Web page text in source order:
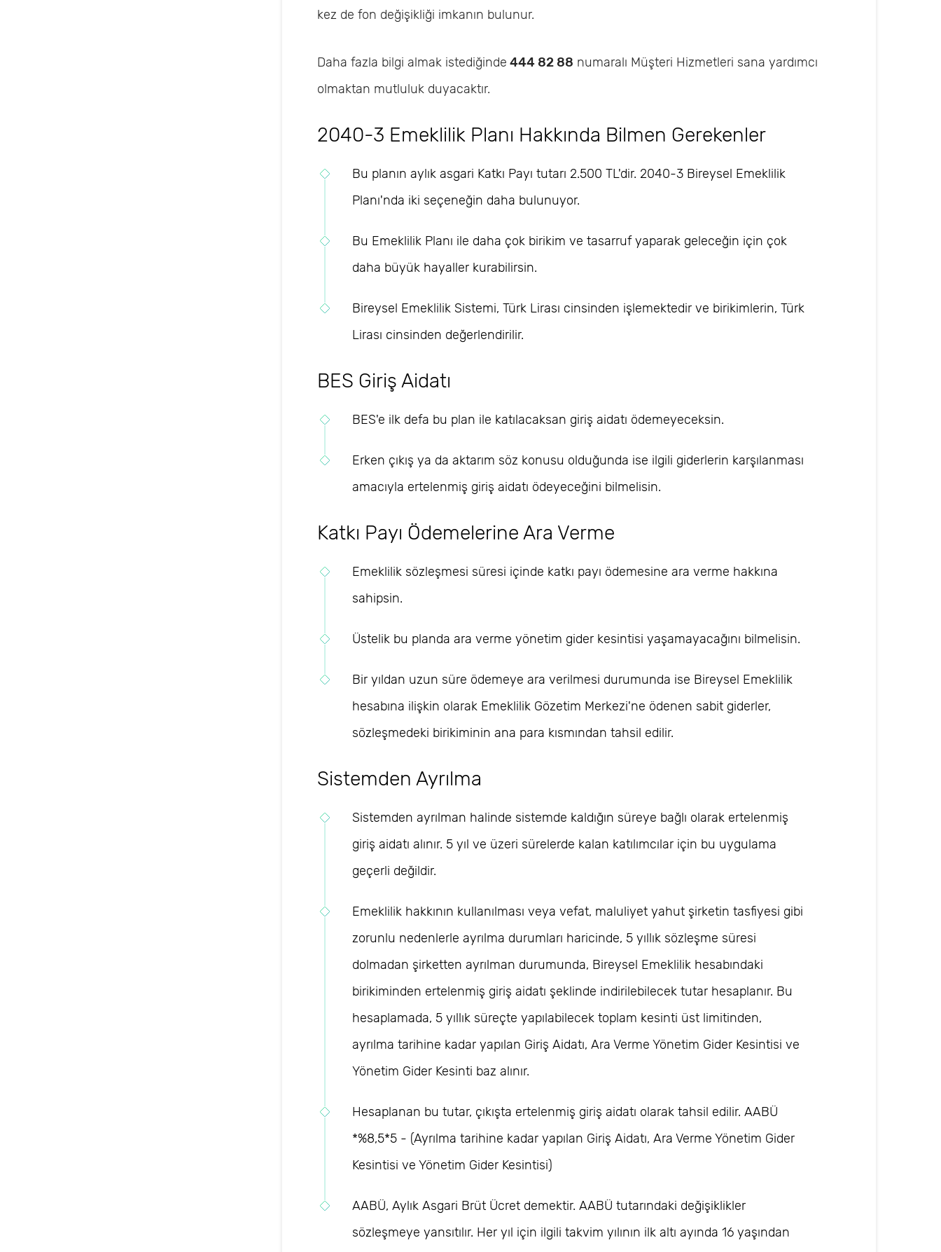
kez de fon değişikliği imkanın bulunur.
Daha fazla bilgi almak istediğinde 444 82 88 numaralı Müşteri Hizmetleri sana yardımcı
olmaktan mutluluk duyacaktır.
2040-3 Emeklilik Planı Hakkında Bilmen Gerekenler
Bu planın aylık asgari Katkı Payı tutarı 2.500 TL'dir. 2040-3 Bireysel Emeklilik
Planı'nda iki seçeneğin daha bulunuyor.
Bu Emeklilik Planı ile daha çok birikim ve tasarruf yaparak geleceğin için çok
daha büyük hayaller kurabilirsin.
Bireysel Emeklilik Sistemi, Türk Lirası cinsinden işlemektedir ve birikimlerin, Türk
Lirası cinsinden değerlendirilir.
BES Giriş Aidatı
BES'e ilk defa bu plan ile katılacaksan giriş aidatı ödemeyeceksin.
Erken çıkış ya da aktarım söz konusu olduğunda ise ilgili giderlerin karşılanması
amacıyla ertelenmiş giriş aidatı ödeyeceğini bilmelisin.
Katkı Payı Ödemelerine Ara Verme
Emeklilik sözleşmesi süresi içinde katkı payı ödemesine ara verme hakkına
sahipsin.
Üstelik bu planda ara verme yönetim gider kesintisi yaşamayacağını bilmelisin.
Bir yıldan uzun süre ödemeye ara verilmesi durumunda ise Bireysel Emeklilik
hesabına ilişkin olarak Emeklilik Gözetim Merkezi'ne ödenen sabit giderler,
sözleşmedeki birikiminin ana para kısmından tahsil edilir.
Sistemden Ayrılma
Sistemden ayrılman halinde sistemde kaldığın süreye bağlı olarak ertelenmiş
giriş aidatı alınır. 5 yıl ve üzeri sürelerde kalan katılımcılar için bu uygulama
geçerli değildir.
Emeklilik hakkının kullanılması veya vefat, maluliyet yahut şirketin tasfiyesi gibi
zorunlu nedenlerle ayrılma durumları haricinde, 5 yıllık sözleşme süresi
dolmadan şirketten ayrılman durumunda, Bireysel Emeklilik hesabındaki
birikiminden ertelenmiş giriş aidatı şeklinde indirilebilecek tutar hesaplanır. Bu
hesaplamada, 5 yıllık süreçte yapılabilecek toplam kesinti üst limitinden,
ayrılma tarihine kadar yapılan Giriş Aidatı, Ara Verme Yönetim Gider Kesintisi ve
Yönetim Gider Kesinti baz alınır.
Hesaplanan bu tutar, çıkışta ertelenmiş giriş aidatı olarak tahsil edilir. AABÜ
*%8,5*5 - (Ayrılma tarihine kadar yapılan Giriş Aidatı, Ara Verme Yönetim Gider
Kesintisi ve Yönetim Gider Kesintisi)
AABÜ, Aylık Asgari Brüt Ücret demektir. AABÜ tutarındaki değişiklikler
sözleşmeye yansıtılır. Her yıl için ilgili takvim yılının ilk altı ayında 16 yaşından